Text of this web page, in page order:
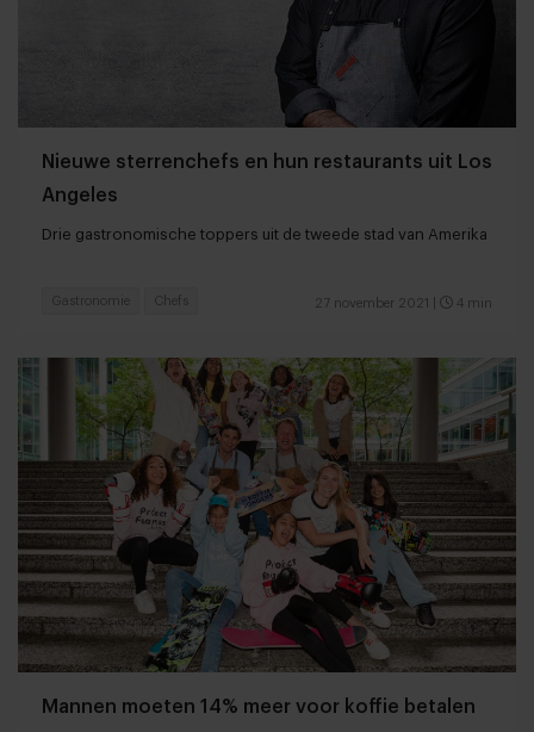
Nieuwe sterrenchefs en hun restaurants uit Los
Angeles
Drie gastronomische toppers uit de tweede stad van Amerika
27 november 2021 4 min
Gastronomie Chefs
Mannen moeten 14% meer voor koffie betalen